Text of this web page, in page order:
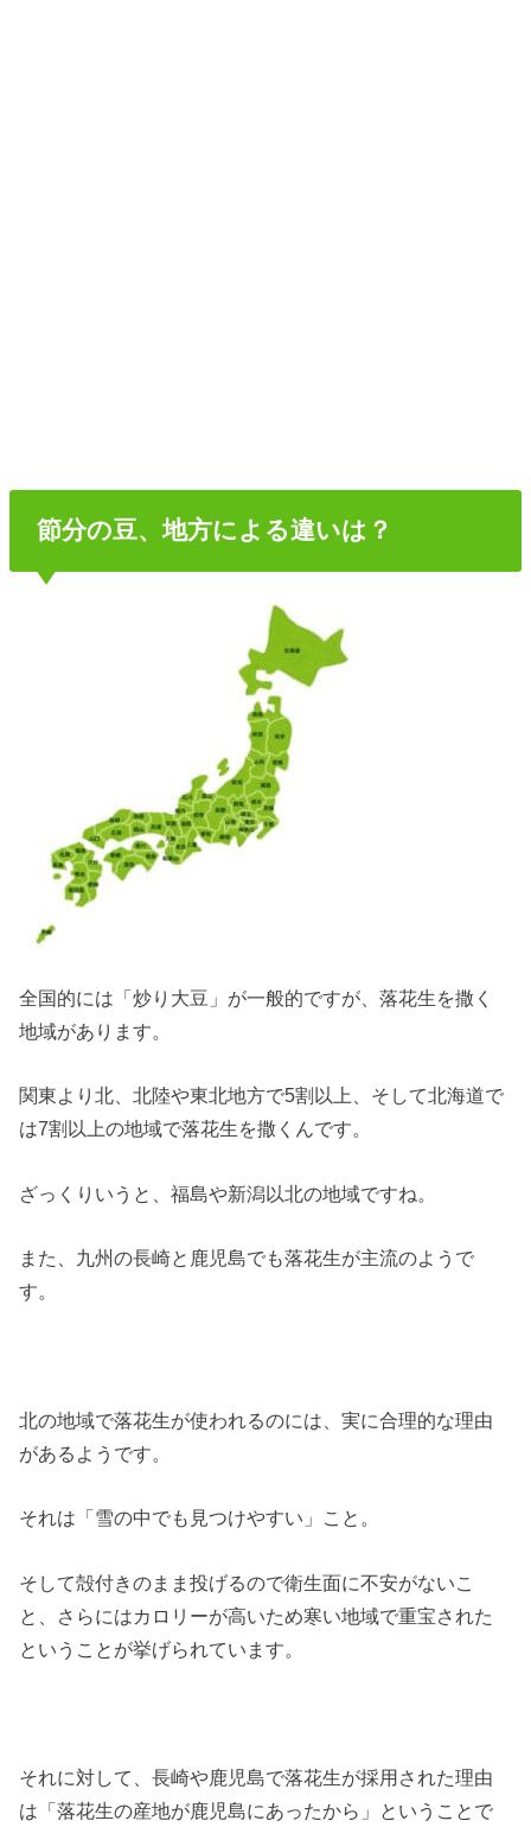
節分の豆、地方による違いは？
全国的には「炒り大豆」が一般的ですが、落花生を撒く
地域があります。
関東より北、北陸や東北地方で5割以上、そして北海道で
は7割以上の地域で落花生を撒くんです。
ざっくりいうと、福島や新潟以北の地域ですね。
また、九州の長崎と鹿児島でも落花生が主流のようで
す。
北の地域で落花生が使われるのには、実に合理的な理由
があるようです。
それは「雪の中でも見つけやすい」こと。
そして殻付きのまま投げるので衛生面に不安がないこ
と、さらにはカロリーが高いため寒い地域で重宝された
ということが挙げられています。
それに対して、長崎や鹿児島で落花生が採用された理由
は「落花生の産地が鹿児島にあったから」ということで